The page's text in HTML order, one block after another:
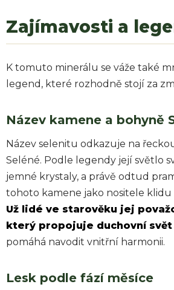
Zajímavosti a
K tomuto minerálu se váže také
legend, které rozhodně stojí za
Název kamene a bohyně
Název selenitu odkazuje na
Seléné. Podle legendy její světlo
jemné krystaly, a právě odtud
tohoto kamene jako nositele klidu
Už lidé ve starověku jej
který propojuje duchovní
pomáhá navodit vnitřní harmonii.
Lesk podle fází měsíce